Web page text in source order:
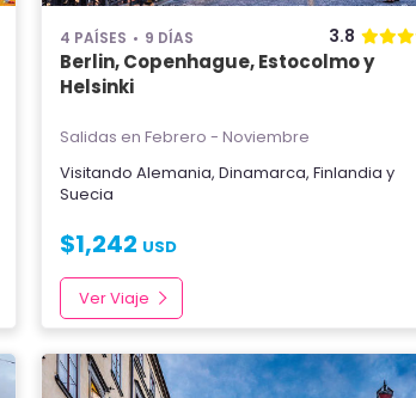
4 PAÍSES 9 DÍAS 3.8
Berlin, Copenhague, Estocolmo y
Helsinki
Salidas en Febrero - Noviembre
VisitandoAlemania,Dinamarca,Finlandia y
Suecia
$1,242 USD
Ver Viaje